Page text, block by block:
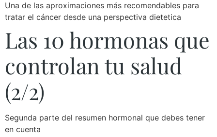
Una de las aproximaciones más recomendables para
tratar el cáncer desde una perspectiva dietetica
Las 10 hormonas que
controlan tu salud
(2/2)
Segunda parte del resumen hormonal que debes tener
en cuenta